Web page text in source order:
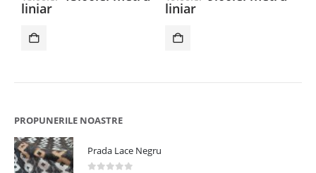
liniar liniar
PROPUNERILE NOASTRE
Prada Lace Negru